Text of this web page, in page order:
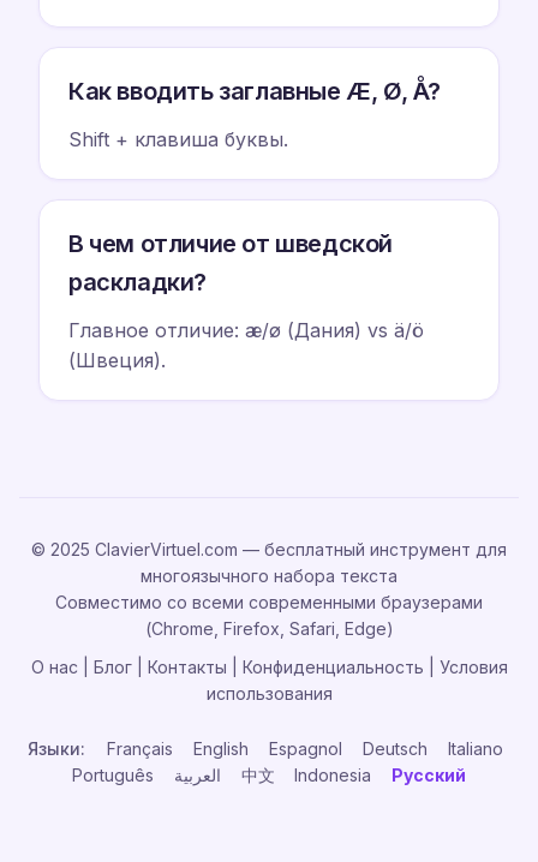
Как вводить заглавные Æ, Ø, Å?
Shift + клавиша буквы.
В чем отличие от шведской
раскладки?
Главное отличие: æ/ø (Дания) vs ä/ö
(Швеция).
© 2025 ClavierVirtuel.com — бесплатный инструмент для
многоязычного набора текста
Совместимо со всеми современными браузерами
(Chrome, Firefox, Safari, Edge)
О нас
Блог| Контакты Конфиденциальность
Условия
использования
Языки: Français English Espagnol Deutsch
Italiano
Português
中文 Indonesia Русский